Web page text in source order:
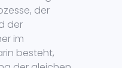
der
der
im
besteht,